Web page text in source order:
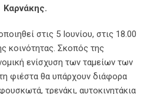
Καρνάκης.
στις 5 Ιουνίου, στις 18.00
κοινότητας. Σκοπός της
ενίσχυση των ταμείων των
φιέστα θα υπάρχουν διάφορα
τρενάκι, αυτοκινητάκια